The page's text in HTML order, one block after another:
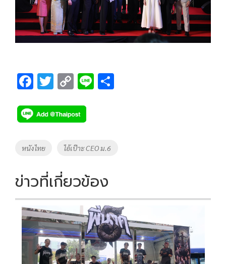
F
e
b
o
k
T
tt
er
C
p
y
Li
k
Li
Tags
หนังไทย ไอ้เป๊าะ CEO ม.6
ข่าวที่เกี่ยวข้อง